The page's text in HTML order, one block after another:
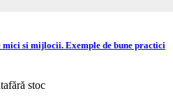
si mijlocii. Exemple de bune practici
fără stoc